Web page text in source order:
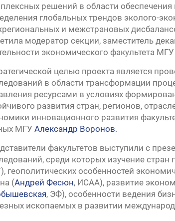
решений в области
глобальных трендов эколого-
и межстрановых
модератор секции, заместитель
экономического факультета МГУ
целью проекта является
в области трансформации
ресурсами в условиях
развития стран, регионов,
инновационного развития
МГУ Александр Воронов.
факультетов выступили с
среди которых изучение
геополитических особенностей
(Андрей Фесюн, ИСАА), развитие
, ЭФ), особенности ведения
ископаемых в развитии